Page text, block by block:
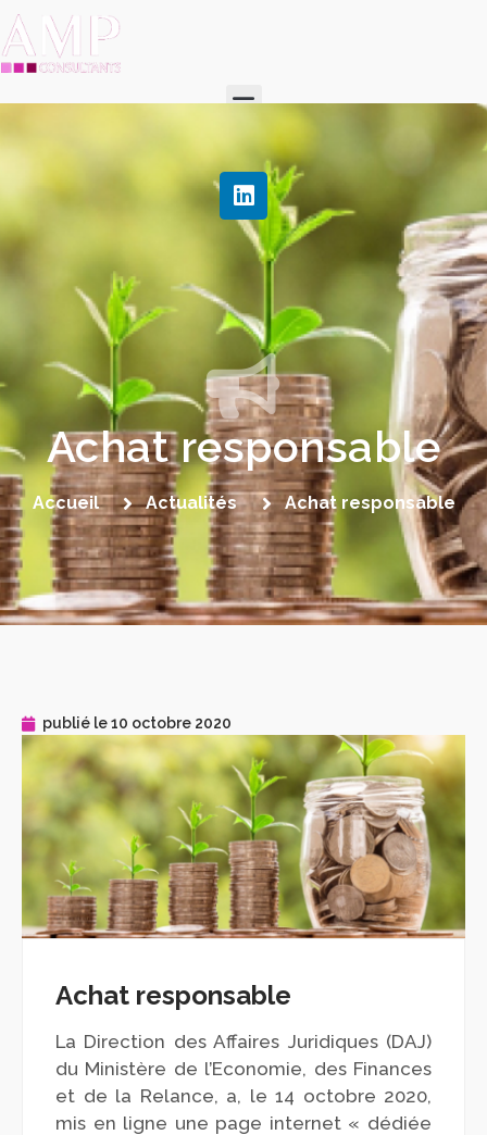
Achat responsable
Accueil Actualités Achat responsable
publié le10 octobre 2020
Achat responsable
La Direction des Affaires Juridiques (DAJ)
du Ministère de l’Economie, des Finances
et de la Relance, a, le 14 octobre 2020,
mis en ligne une page internet « dédiée